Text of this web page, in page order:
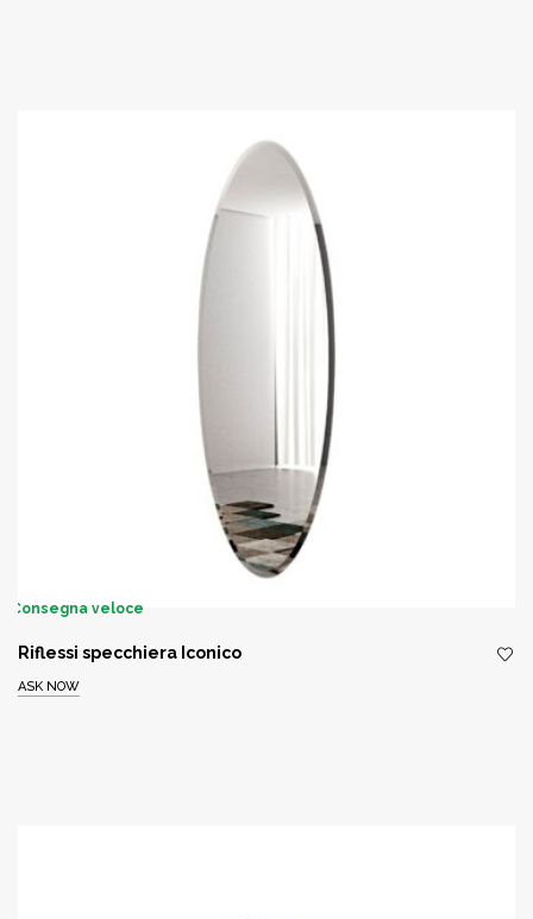
Consegna veloce
Riflessi specchiera Iconico
ASK NOW